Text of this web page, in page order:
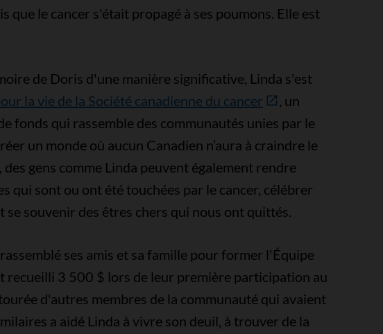
que le cancer s'était propagé à ses poumons. Elle est
de Doris d'une manière significative, Linda s'est
la vie de la Société canadienne du cancer
, un
fonds qui rassemble des communautés unies par le
un monde où aucun Canadien n’aura à craindre le
des gens comme Linda peuvent également rendre
qui sont ou ont été touchées par le cancer, célébrer
se souvenir des êtres chers qui nous ont quittés.
ses amis et sa famille pour former l'Équipe
recueilli 3 500 $ lors de leur première participation au
d'autres membres de la communauté qui avaient
a aidé Linda à vivre son deuil, à trouver de la